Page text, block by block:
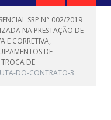
SRP N° 002/2019
NA PRESTAÇÃO DE
E CORRETIVA,
DE
DE
DO-CONTRATO-3